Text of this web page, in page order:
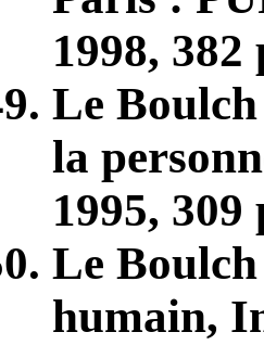
1998, 382
Le
la
1995, 309
Le Boulch
humain,